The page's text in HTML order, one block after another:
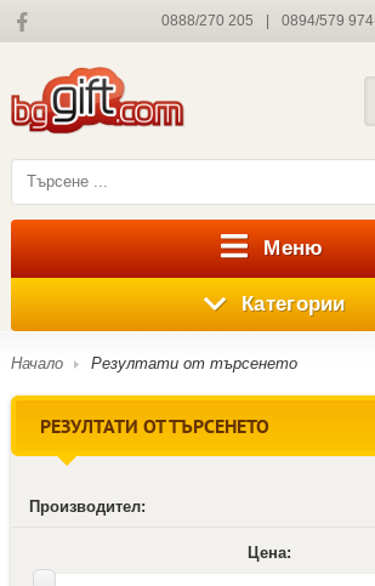
0888/270 205 0894/579 974
Меню
Категории
Начало Резултати от търсенето
РЕЗУЛТАТИ ОТ ТЪРСЕНЕТО
Производител:
Цена: